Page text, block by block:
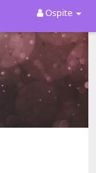
Ospite